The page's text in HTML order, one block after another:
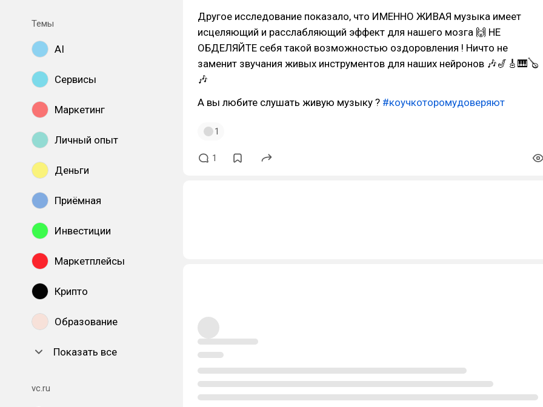
Темы
AI
Сервисы
Маркетинг
Личный опыт
Деньги
Приёмная
Инвестиции
Маркетплейсы
Крипто
Образование
Показать все
vc.ru
Другое исследование показало, что ИМЕННО ЖИВАЯ музыка имеет
исцеляющий и расслабляющий эффект для нашего мозга 🙌 НЕ
ОБДЕЛЯЙТЕ себя такой возможностью оздоровления ! Ничто не
заменит звучания живых инструментов для наших нейронов 🎶🎷🎸🎹🪕
🎶
А вы любите слушать живую музыку ? #коучкоторомудоверяют
1
1